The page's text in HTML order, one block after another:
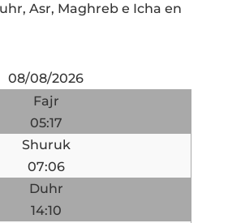
Asr, Maghreb e Icha en
08/08/2026
Fajr
05:17
Shuruk
07:06
Duhr
14:10